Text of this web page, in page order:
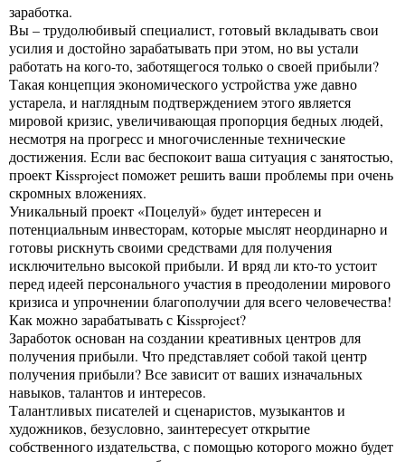
заработка.
Вы – трудолюбивый специалист, готовый вкладывать свои
усилия и достойно зарабатывать при этом, но вы устали
работать на кого-то, заботящегося только о своей прибыли?
Такая концепция экономического устройства уже давно
устарела, и наглядным подтверждением этого является
мировой кризис, увеличивающая пропорция бедных людей,
несмотря на прогресс и многочисленные технические
достижения. Если вас беспокоит ваша ситуация с занятостью,
проект Kissproject поможет решить ваши проблемы при очень
скромных вложениях.
Уникальный проект «Поцелуй» будет интересен и
потенциальным инвесторам, которые мыслят неординарно и
готовы рискнуть своими средствами для получения
исключительно высокой прибыли. И вряд ли кто-то устоит
перед идеей персонального участия в преодолении мирового
кризиса и упрочнении благополучии для всего человечества!
Как можно зарабатывать с Kissproject?
Заработок основан на создании креативных центров для
получения прибыли. Что представляет собой такой центр
получения прибыли? Все зависит от ваших изначальных
навыков, талантов и интересов.
Талантливых писателей и сценаристов, музыкантов и
художников, безусловно, заинтересует открытие
собственного издательства, с помощью которого можно будет